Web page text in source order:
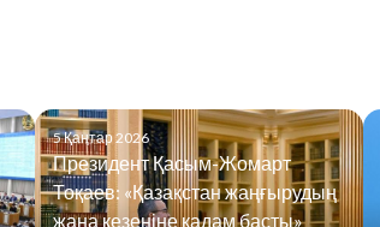
5 Қаңтар 2026
Президент Қасым-Жомарт
Тоқаев: «Қазақстан жаңғырудың
жаңа кезеңіне қадам басты»